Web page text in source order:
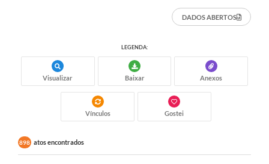
A Prefeitura
Contratos
DADOS ABERTOS
LEGENDA:
Visualizar Baixar Anexos
Vínculos Gostei
898 atos encontrados